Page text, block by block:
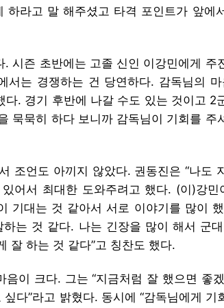
하라고 말 해주셨고 타격 포인트가 앞에
시즌 초반에는 고졸 신인 이강민에게 주
서는 경쟁하는 건 당연하다. 감독님의
다. 경기 후반에 나갈 수도 있는 것이고 2
묵묵히 하다 보니까 감독님이 기회를 주
조언도 아끼지 않았다. 권동진은 “나도
어서 최대한 도와주려고 했다. (이)강민
기대는 것 같아서 서로 이야기를 많이
하는 것 같다. 나는 긴장을 많이 해서 군
잘 하는 것 같다”고 칭찬도 했다.
음이 크다. 그는 “지금처럼 잘 했으면 좋
다”라고 밝혔다. 동시에 “감독님에게 기